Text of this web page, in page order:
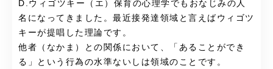
D.ウィゴツキー（エ）保育の心理学でもおなじみの人
名になってきました。最近接発達領域と言えばウィゴツ
キーが提唱した理論です。
他者（なかま）との関係において、「あることができ
る」という行為の水準ないしは領域のことです。